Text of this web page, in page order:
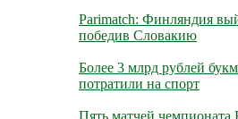
Parimatch: Финляндия
победив Словакию
Более 3 млрд рублей
потратили на спорт
Пять матчей